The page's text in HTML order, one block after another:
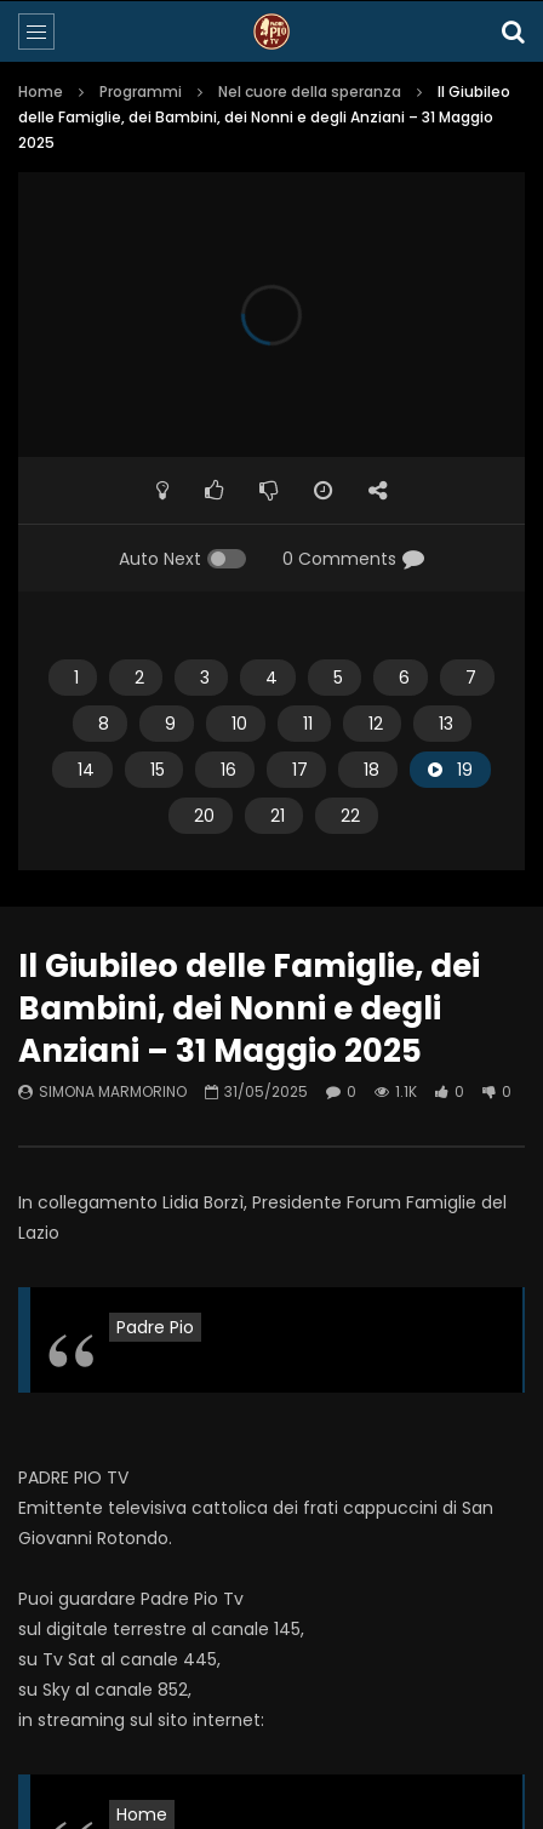
Home Programmi Nel cuore della speranza
Il Giubileo
delle Famiglie, dei Bambini, dei Nonni e degli Anziani – 31 Maggio
2025
Auto Next 0 Comments
1 2 3 4 5 6
7
8
9 10 11 12
13
14
15 16 17 18
19
20
21 22
Il Giubileo delle Famiglie, dei
Bambini, dei Nonni e degli
Anziani – 31 Maggio 2025
SIMONA MARMORINO 31/05/2025 0 1.1K 0 0
In collegamento Lidia Borzì, Presidente Forum Famiglie del
Lazio
Padre Pio
PADRE PIO TV
Emittente televisiva cattolica dei frati cappuccini di San
Giovanni Rotondo.
Puoi guardare Padre Pio Tv
sul digitale terrestre al canale 145,
su Tv Sat al canale 445,
su Sky al canale 852,
in streaming sul sito internet:
Home